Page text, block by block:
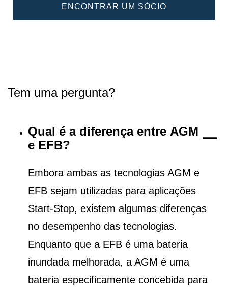
ENCONTRAR UM SÓCIO
Tem uma pergunta?
Qual é a diferença entre AGM
e EFB?
Embora ambas as tecnologias AGM e
EFB sejam utilizadas para aplicações
Start-Stop, existem algumas diferenças
no desempenho das tecnologias.
Enquanto que a EFB é uma bateria
inundada melhorada, a AGM é uma
bateria especificamente concebida para